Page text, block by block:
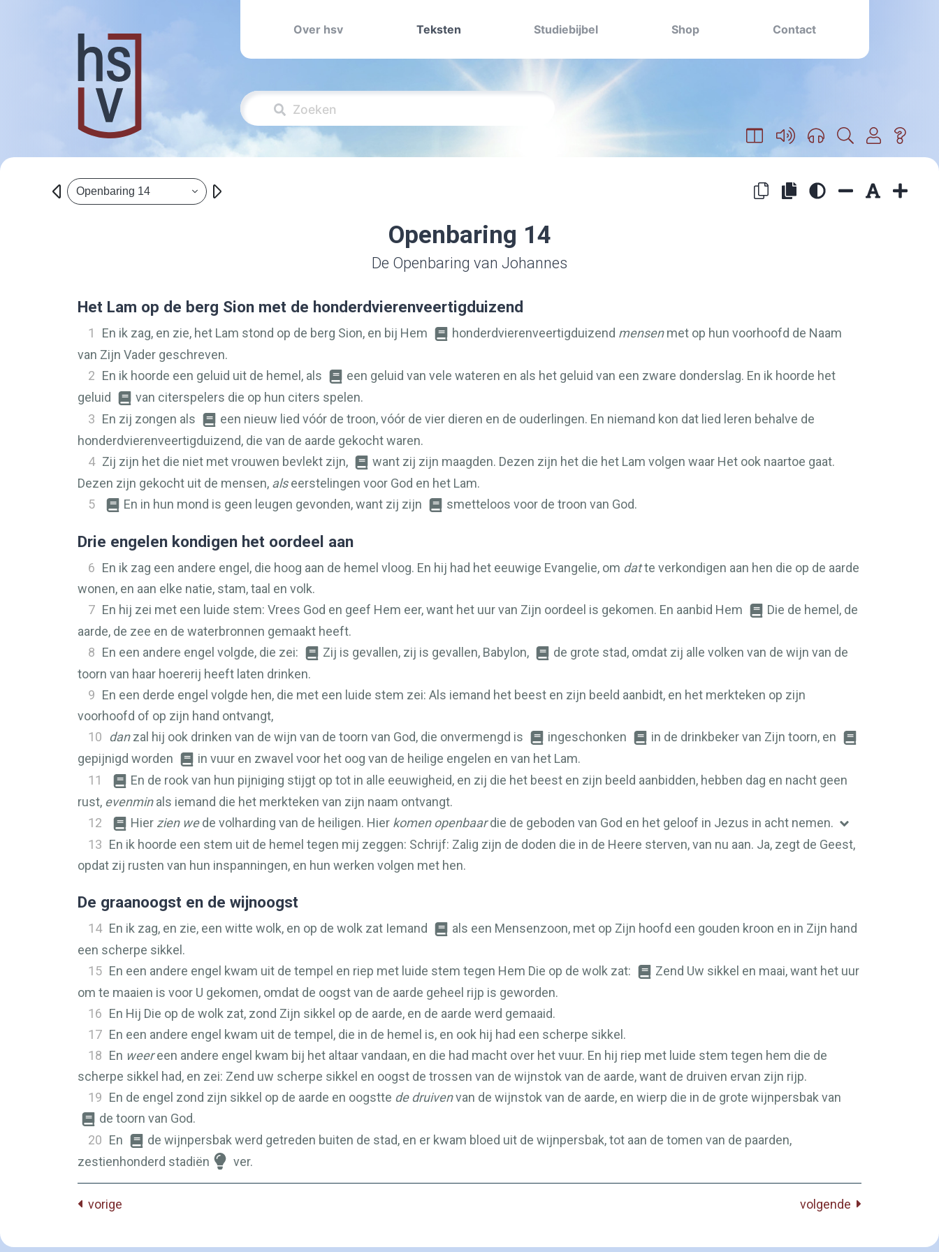
Over hsv Teksten Studiebijbel Shop Contact
Openbaring 14
Openbaring 14
De Openbaring van Johannes
Het Lam op de berg Sion met de honderdvierenveertigduizend
1 En ik zag, en zie, het Lam stond op de berg Sion, en bij Hem honderdvierenveertigduizend mensenmet op hun voorhoofd de Naam
van Zijn Vader geschreven.
2 En ik hoorde een geluid uit de hemel, als
een geluid van vele wateren en als het geluid van een zware donderslag. En ik hoorde het
geluid
van citerspelers die op hun citers spelen.
3 En zij zongen als
een nieuw lied vóór de troon, vóór de vier dieren en de ouderlingen. En niemand kon dat lied leren behalve de
honderdvierenveertigduizend, die van de aarde gekocht waren.
4 Zij zijn het die niet met vrouwen bevlekt zijn,
want zij zijn maagden. Dezen zijn het die het Lam volgen waar Het ook naartoe gaat.
Dezen zijn gekocht uit de mensen, alseerstelingen voor God en het Lam.
5
En in hun mond is geen leugen gevonden, want zij zijn smetteloos voor de troon van God.
Drie engelen kondigen het oordeel aan
6 En ik zag een andere engel, die hoog aan de hemel vloog. En hij had het eeuwige Evangelie, om datte verkondigen aan hen die op de aarde
wonen, en aan elke natie, stam, taal en volk.
7 En hij zei met een luide stem: Vrees God en geef Hem eer, want het uur van Zijn oordeel is gekomen. En aanbid Hem
Die de hemel, de
aarde, de zee en de waterbronnen gemaakt heeft.
8 En een andere engel volgde, die zei: Zij is gevallen, zij is gevallen, Babylon,
de grote stad, omdat zij alle volken van de wijn van de
toorn van haar hoererij heeft laten drinken.
9 En een derde engel volgde hen, die met een luide stem zei: Als iemand het beest en zijn beeld aanbidt, en het merkteken op zijn
voorhoofd of op zijn hand ontvangt,
10 danzal hij ook drinken van de wijn van de toorn van God, die onvermengd is ingeschonken
in de drinkbeker van Zijn toorn, en
gepijnigd worden
in vuur en zwavel voor het oog van de heilige engelen en van het Lam.
11
En de rook van hun pijniging stijgt op tot in alle eeuwigheid, en zij die het beest en zijn beeld aanbidden, hebben dag en nacht geen
rust, evenminals iemand die het merkteken van zijn naam ontvangt.
12
Hier zien wede volharding van de heiligen. Hier komen openbaardie de geboden van God en het geloof in Jezus in acht nemen.
13 En ik hoorde een stem uit de hemel tegen mij zeggen: Schrijf: Zalig zijn de doden die in de Heere sterven, van nu aan. Ja, zegt de Geest,
opdat zij rusten van hun inspanningen, en hun werken volgen met hen.
De graanoogst en de wijnoogst
14 En ik zag, en zie, een witte wolk, en op de wolk zat Iemand
als een Mensenzoon, met op Zijn hoofd een gouden kroon en in Zijn hand
een scherpe sikkel.
15 En een andere engel kwam uit de tempel en riep met luide stem tegen Hem Die op de wolk zat:
Zend Uw sikkel en maai, want het uur
om te maaien is voor U gekomen, omdat de oogst van de aarde geheel rijp is geworden.
16 En Hij Die op de wolk zat, zond Zijn sikkel op de aarde, en de aarde werd gemaaid.
17 En een andere engel kwam uit de tempel, die in de hemel is, en ook hij had een scherpe sikkel.
18 En weereen andere engel kwam bij het altaar vandaan, en die had macht over het vuur. En hij riep met luide stem tegen hem die de
scherpe sikkel had, en zei: Zend uw scherpe sikkel en oogst de trossen van de wijnstok van de aarde, want de druiven ervan zijn rijp.
19 En de engel zond zijn sikkel op de aarde en oogstte de druivenvan de wijnstok van de aarde, en wierp die in de grote wijnpersbak van
de toorn van God.
20 En
de wijnpersbak werd getreden buiten de stad, en er kwam bloed uit de wijnpersbak, tot aan de tomen van de paarden,
zestienhonderd stadiën
ver.
vorige volgende